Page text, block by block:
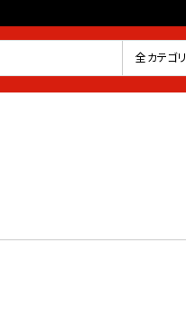
お気に入り
全カテゴリ